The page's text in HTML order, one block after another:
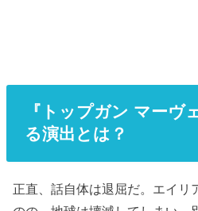
『トップガン マーヴ
る演出とは？
正直、話自体は退屈だ。エイリ